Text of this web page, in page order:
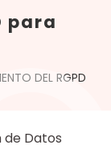
para
DEL RGPD
de Datos